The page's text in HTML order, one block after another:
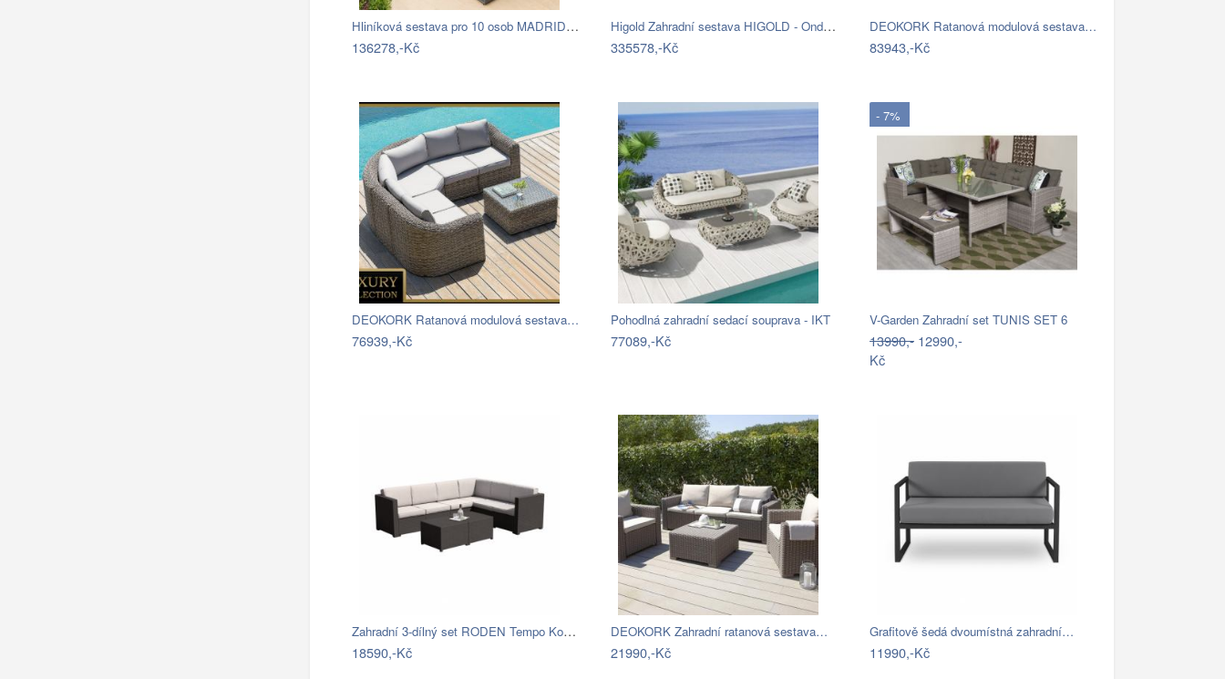
Hliníková sestava pro 10 osob MADRID …
136278,-Kč
Higold Zahradní sestava HIGOLD - Onda…
335578,-Kč
DEOKORK Ratanová modulová sestava…
83943,-Kč
DEOKORK Ratanová modulová sestava…
76939,-Kč
Pohodlná zahradní sedací souprava - IKT
77089,-Kč
- 7%
V-Garden Zahradní set TUNIS SET 6
13990,- 12990,-
Kč
Zahradní 3-dílný set RODEN Tempo Kondela
18590,-Kč
DEOKORK Zahradní ratanová sestava…
21990,-Kč
Grafitově šedá dvoumístná zahradní…
11990,-Kč